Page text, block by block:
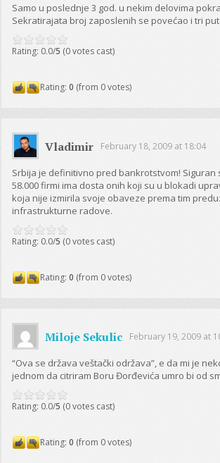
Samo u poslednje 3 god. u nekim delovima
Sekratirajata broj zaposlenih se povećao i tri
Rating: 0.0/5 (0 votes cast)
Rating:0 (from 0 votes)
Vladimir February 18, 2009 at 18:04
Srbija je definitivno pred bankrotstvom! Siguran
58.000 firmi ima dosta onih koji su u blokadi
koja nije izmirila svoje obaveze prema tim
infrastrukturne radove.
Rating: 0.0/5 (0 votes cast)
Rating:0 (from 0 votes)
Miloje Sekulic February 19, 2009 at
“Ova se država veštački održava”, e da mi je
jednom da citriram Boru Đorđevića umro bi od
Rating: 0.0/5 (0 votes cast)
Rating:0 (from 0 votes)